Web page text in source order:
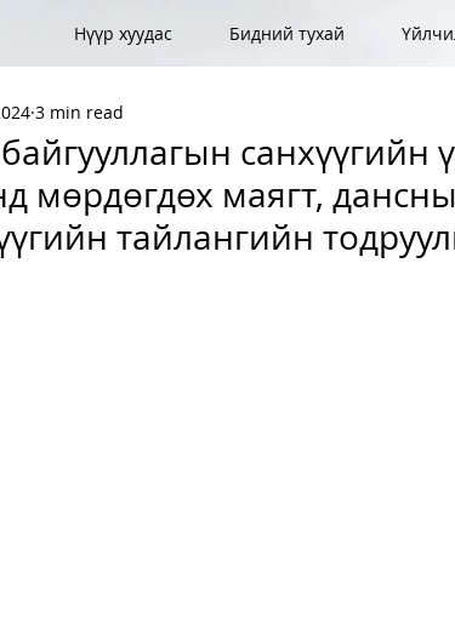
Нүүр хуудас Бидний тухай
санхүүгийн
мөрдөгдөх маягт,
тайлангийн
3 min read